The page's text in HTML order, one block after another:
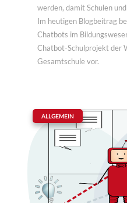
werden, damit Schulen
Im heutigen Blogbeitrag
Chatbots im
Chatbot-Schulprojekt der
Gesamtschule vor.
ALLGEMEIN